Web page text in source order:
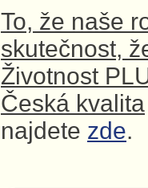
To, že naše
skutečnost,
Životnost
Česká kvalita
najdete zde.